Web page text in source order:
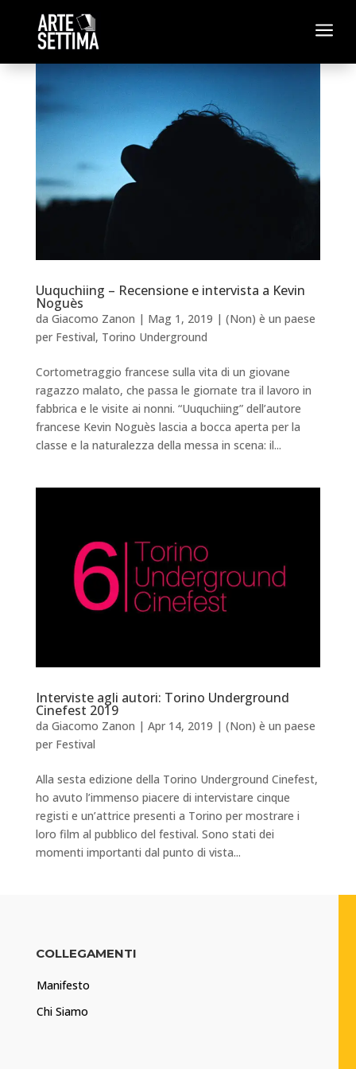
a
Uuquchiing – Recensione e intervista a Kevin
Noguès
da Giacomo Zanon | Mag 1, 2019 | (Non) è un paese
per Festival, Torino Underground
Cortometraggio francese sulla vita di un giovane
ragazzo malato, che passa le giornate tra il lavoro in
fabbrica e le visite ai nonni. “Uuquchiing” dell’autore
francese Kevin Noguès lascia a bocca aperta per la
classe e la naturalezza della messa in scena: il...
Interviste agli autori: Torino Underground
Cinefest 2019
da Giacomo Zanon | Apr 14, 2019 | (Non) è un paese
per Festival
Alla sesta edizione della Torino Underground Cinefest,
ho avuto l’immenso piacere di intervistare cinque
registi e un’attrice presenti a Torino per mostrare i
loro film al pubblico del festival. Sono stati dei
momenti importanti dal punto di vista...
COLLEGAMENTI
Manifesto
Chi Siamo